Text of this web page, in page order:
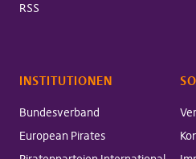
RSS
INSTITUTIONEN
Bundesverband
European Pirates